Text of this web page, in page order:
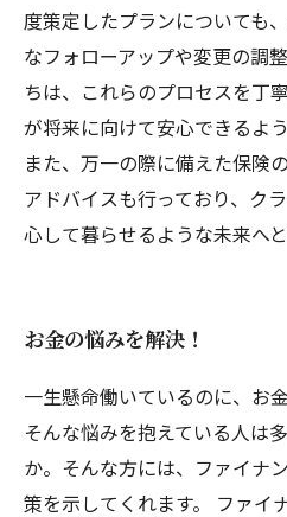
度策定したプランについても
なフォローアップや変更の調
ちは、これらのプロセスを丁
が将来に向けて安心できるよ
また、万一の際に備えた保険
アドバイスも行っており、ク
心して暮らせるような未来へと
お金の悩みを解決！
一生懸命働いているのに、お
そんな悩みを抱えている人は
か。そんな方には、ファイナ
策を示してくれます。 ファイ